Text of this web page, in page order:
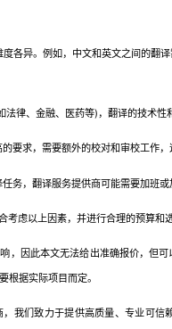
异。例如，中文和英文之间的翻
、金融、医药等)，翻译的技术性
求，需要额外的校对和审校工作，
，翻译服务提供商可能需要加班或
虑以上因素，并进行合理的预算和选
因此本文无法给出准确报价，但可
据实际项目而定。
们致力于提供高质量、专业可信